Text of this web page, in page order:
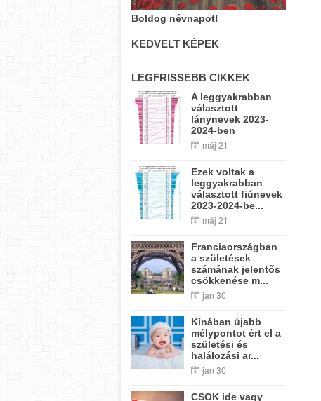
Boldog névnapot!
KEDVELT KÉPEK
LEGFRISSEBB CIKKEK
A leggyakrabban
választott
lánynevek 2023-
2024-ben
máj 21
Ezek voltak a
leggyakrabban
választott fiúnevek
2023-2024-be...
máj 21
Franciaországban
a születések
számának jelentős
csökkenése m...
jan 30
Kínában újabb
mélypontot ért el a
születési és
halálozási ar...
jan 30
CSOK ide vagy